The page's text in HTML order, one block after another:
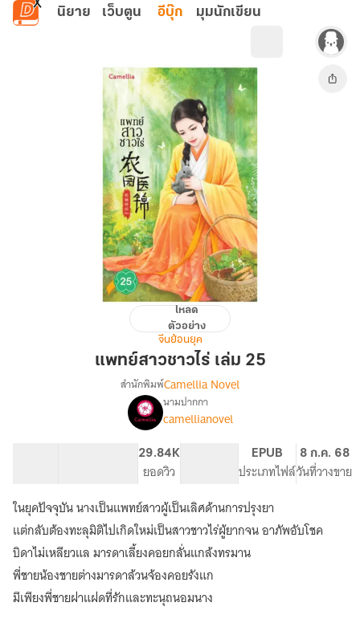
ข้ามไปยังเนื้อหาหลัก
นิยาย เว็บตูน อีบุ๊ก มุมนักเขียน
แพทย์
ชาวไร่
โหลด
ตัวอย่าง
จีนย้อนยุค
แพทย์สาวชาวไร่ เล่ม 25
เรื่อง
แพทย์
สาว
ชาวไร่
แปล)
สำนักพิมพ์Camellia Novel
นามปากกา
camellianovel
29.84K
ยอดวิว
EPUB
ประเภทไฟล์
8 ก.ค. 68
วันที่วางขาย
ในยุคปัจจุบัน นางเป็นแพทย์สาวผู้เป็นเลิศด้านการปรุงยา
แต่กลับต้องทะลุมิติไปเกิดใหม่เป็นสาวชาวไร่ผู้ยากจน อาภัพอับโชค
บิดาไม่เหลียวแล มารดาเลี้ยงคอยกลั่นแกล้งทรมาน
พี่ชายน้องชายต่างมารดาล้วนจ้องคอยรังแก
มีเพียงพี่ชายฝาแฝดที่รักและทะนุถนอมนาง